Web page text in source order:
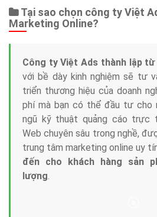
Tại sao chọn công ty Việt
Marketing Online?
Công ty Việt Ads thành lập từ
với bề dày kinh nghiệm sẽ tư
triển thương hiệu của doanh
phí mà bạn có thể đầu tư cho
ngũ kỹ thuật quảng cáo trực
Web chuyên sâu trong nghề,
trung tâm marketing online uy
đến cho khách hàng sản
lượng.